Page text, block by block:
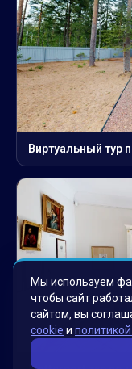
Виртуальный тур
Мы используем
чтобы сайт
сайтом, вы
cookie и